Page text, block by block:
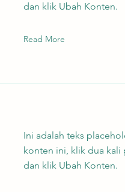
dan klik Ubah Konten.
Read More
Ini adalah teks
konten ini, klik dua
dan klik Ubah Konten.